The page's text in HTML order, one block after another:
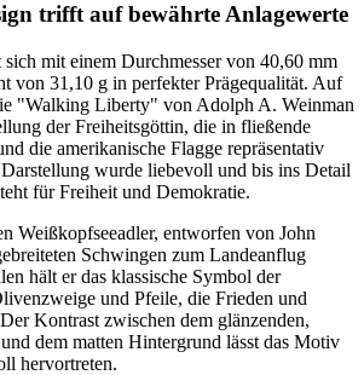
trifft auf bewährte Anlagewerte
mit einem Durchmesser von 40,60 mm
von 31,10 g in perfekter Prägequalität. Auf
"Walking Liberty" von Adolph A. Weinman
der Freiheitsgöttin, die in fließende
die amerikanische Flagge repräsentativ
wurde liebevoll und bis ins Detail
für Freiheit und Demokratie.
Weißkopfseeadler, entworfen von John
Schwingen zum Landeanflug
hält er das klassische Symbol der
und Pfeile, die Frieden und
Kontrast zwischen dem glänzenden,
dem matten Hintergrund lässt das Motiv
hervortreten.